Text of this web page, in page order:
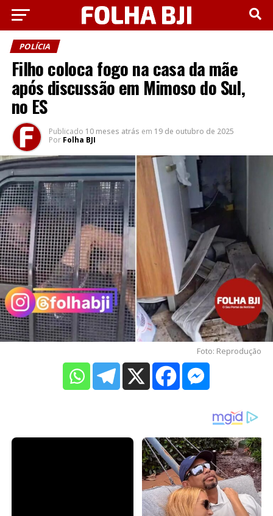
POLÍCIA
Filho coloca fogo na casa da mãe
após discussão em Mimoso do Sul,
no ES
Publicado 10 meses atrás em 19 de outubro de 2025
Por Folha BJI
Foto: Reprodução